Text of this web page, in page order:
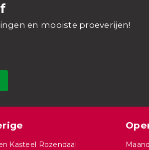
en mooiste proeverijen!
Kasteel Rozendaal